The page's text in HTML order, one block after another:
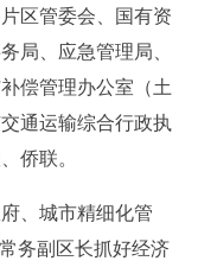
区管委会
国有资
局、应急管理局、
偿管理办公室（土
通运输综合行政执
侨联。
、城市精细化管
常务副区长抓好经济